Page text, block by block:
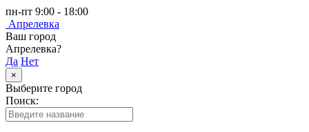
пн-пт 9:00 - 18:00
Апрелевка
Ваш город
Апрелевка?
Да Нет
×
Выберите город
Поиск: